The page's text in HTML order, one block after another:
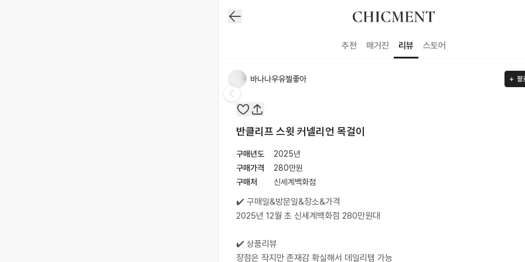
추천 매거진 리뷰 스토어
바나나우유젤좋아 팔
반클리프 스윗 커넬리언 목걸이
구매년도
2025년
구매가격
280만원
구매처
신세계백화점
✔️ 구매일&방문일&장소&가격
2025년 12월 초 신세계백화점 280만원대
✔️ 상품리뷰
장점은 작지만 존재감 확실해서 데일리템 가능